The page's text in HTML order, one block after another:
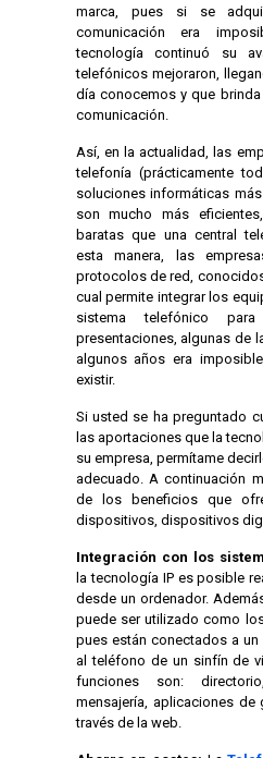
marca, pues si se
comunicación era
tecnología continuó su
telefónicos mejoraron,
día conocemos y que
comunicación.
Así, en la actualidad, las
telefonía (prácticamente
soluciones informáticas
son mucho más
baratas que una central
esta manera, las
protocolos de red,
cual permite integrar los
sistema telefónico
presentaciones, algunas de
algunos años era
existir.
Si usted se ha preguntado
las aportaciones que la
su empresa, permítame
adecuado. A continuación
de los beneficios que
dispositivos, dispositivos
Integración con los
la tecnología IP es posible
desde un ordenador.
puede ser utilizado como
pues están conectados a
al teléfono de un sinfín de
funciones son:
mensajería, aplicaciones de
través de la web.